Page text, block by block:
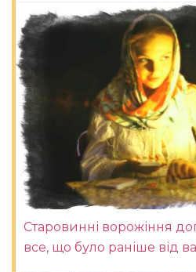
Старовинні ворожіння
все, що було раніше від